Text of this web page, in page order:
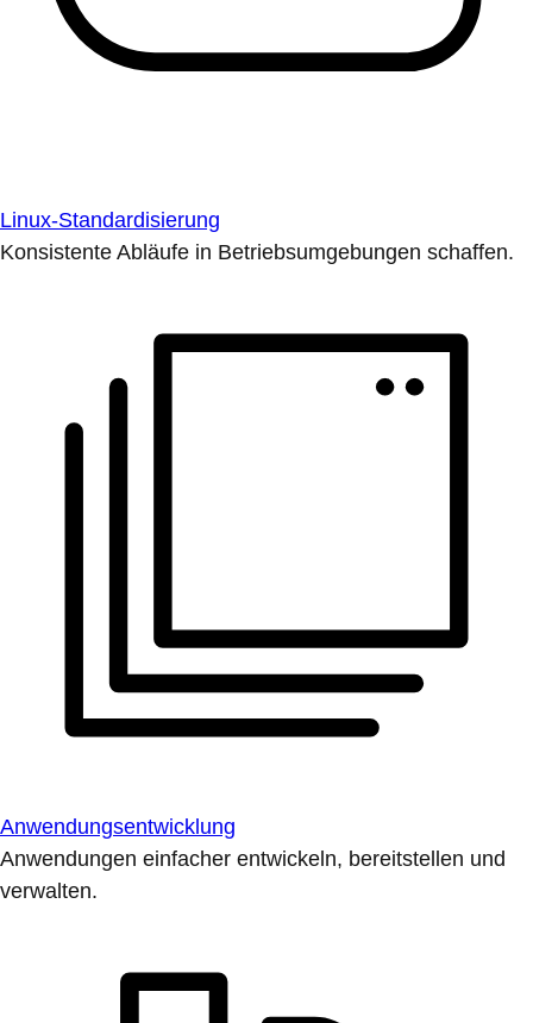
Linux-Standardisierung
Konsistente Abläufe in Betriebsumgebungen schaffen.
Anwendungsentwicklung
Anwendungen einfacher entwickeln, bereitstellen und
verwalten.